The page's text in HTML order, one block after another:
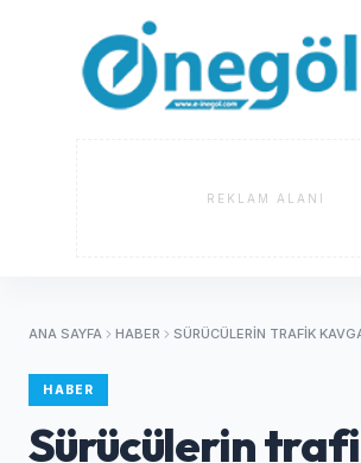
REKLAM ALANI
ANA SAYFA HABER SÜRÜCÜLERIN TRAFIK
HABER
Sürücülerin